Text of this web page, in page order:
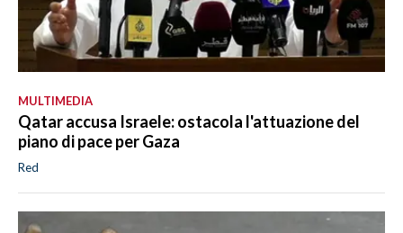
MULTIMEDIA
Qatar accusa Israele: ostacola l'attuazione del
piano di pace per Gaza
Red